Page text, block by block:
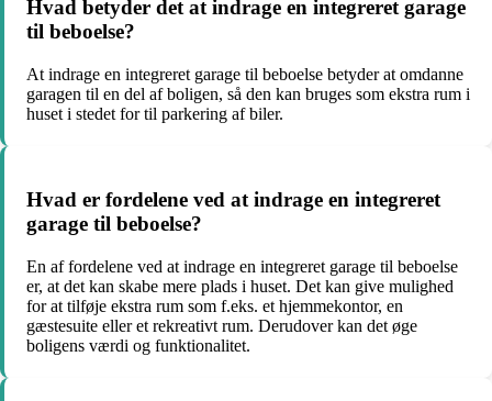
Hvad betyder det at indrage en integreret garage
til beboelse?
At indrage en integreret garage til beboelse betyder at omdanne
garagen til en del af boligen, så den kan bruges som ekstra rum i
huset i stedet for til parkering af biler.
Hvad er fordelene ved at indrage en integreret
garage til beboelse?
En af fordelene ved at indrage en integreret garage til beboelse
er, at det kan skabe mere plads i huset. Det kan give mulighed
for at tilføje ekstra rum som f.eks. et hjemmekontor, en
gæstesuite eller et rekreativt rum. Derudover kan det øge
boligens værdi og funktionalitet.